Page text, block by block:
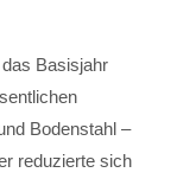
Basisjahr
Bodenstahl –
reduzierte sich